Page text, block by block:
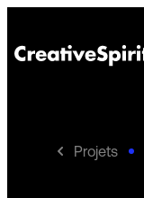
Projets